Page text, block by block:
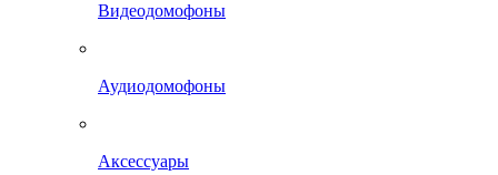
Видеодомофоны
Аудиодомофоны
Аксессуары